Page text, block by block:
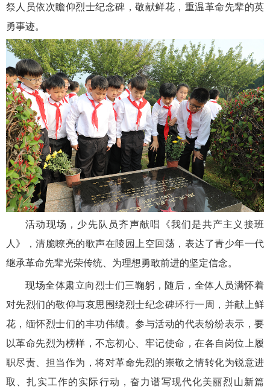
祭人员依次瞻仰烈士纪念碑，敬献鲜花，重温革命先辈的英
勇事迹。
活动现场，少先队员齐声献唱《我们是共产主义接班
人》，清脆嘹亮的歌声在陵园上空回荡，表达了青少年一代
继承革命先辈光荣传统、为理想勇敢前进的坚定信念。
现场全体肃立向烈士们三鞠躬，随后，全体人员满怀着
对先烈们的敬仰与哀思围绕烈士纪念碑环行一周，并献上鲜
花，缅怀烈士们的丰功伟绩。参与活动的代表纷纷表示，要
以革命先烈为榜样，不忘初心、牢记使命，在各自岗位上履
职尽责、担当作为，将对革命先烈的崇敬之情转化为锐意进
取、扎实工作的实际行动，奋力谱写现代化美丽烈山新篇